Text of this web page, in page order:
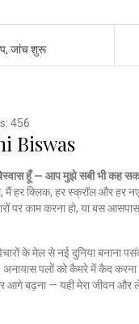
जांच शुरू
456
Biswas
हूँ — आप मुझे सबी भी कह
मैं हर क्लिक, हर स्क्रॉल और हर
पर काम करना हो, या बस
के मेल से नई दुनिया बनाना
अनायास पलों को कैमरे में कैद
आगे बढ़ना — यही मेरा जीवन और